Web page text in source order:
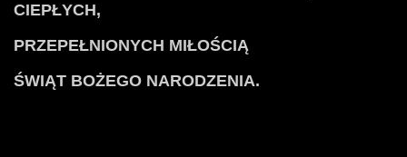
CIEPŁYCH,
PRZEPEŁNIONYCH MIŁOŚCIĄ
ŚWIĄT BOŻEGO NARODZENIA.